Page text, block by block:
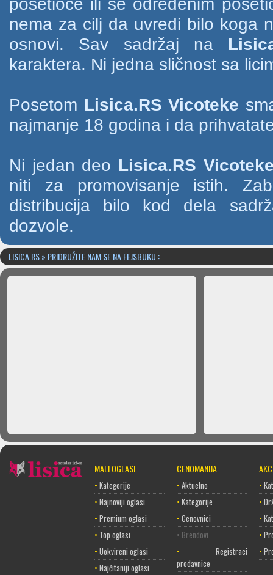
nema za cilj da uvredi bilo koga
osnovi. Sav sadržaj na
karaktera. Ni jedna sličnost sa
Posetom Lisica.RS Vicoteke
najmanje 18 godina i da
Ni jedan deo Lisica.RS
niti za promovisanje istih.
distribucija bilo kod dela
dozvole.
LISICA.RS » PRIDRUŽITE NAM SE NA FEJSBUKU :
MALI OGLASI
• Kategorije
• Najnoviji oglasi
• Premium oglasi
• Top oglasi
• Uokvireni oglasi
• Najčitaniji oglasi
CENOMANIJA
• Aktuelno
• Kategorije
• Cenovnici
• Brendovi
• Registracija
prodavnice
•
•
•
•
•